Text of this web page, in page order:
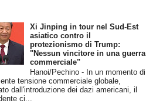
Xi Jinping in tour nel Sud-Est
asiatico contro il
protezionismo di Trump:
"Nessun vincitore in una guerra
commerciale"
Hanoi/Pechino - In un momento di
tensione commerciale globale,
dall'introduzione dei dazi americani, il
ci...